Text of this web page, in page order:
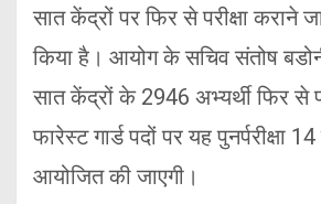
सात केंद्रों पर फिर से परीक्षा कराने
किया है। आयोग के सचिव संतोष
सात केंद्रों के 2946 अभ्यर्थी फिर से
फारेस्ट गार्ड पदों पर यह पुनर्परीक्षा
आयोजित की जाएगी।